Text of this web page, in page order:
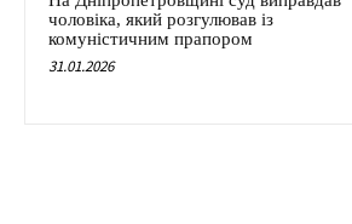
чоловіка, який розгулював із
комуністичним прапором
31.01.2026